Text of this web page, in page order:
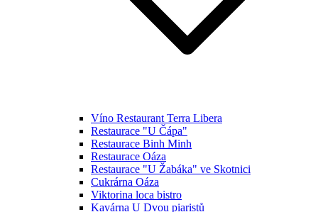
Víno Restaurant Terra Libera
Restaurace "U Čápa"
Restaurace Binh Minh
Restaurace Oáza
Restaurace "U Žabáka" ve Skotnici
Cukrárna Oáza
Viktorina loca bistro
Kavárna U Dvou piaristů